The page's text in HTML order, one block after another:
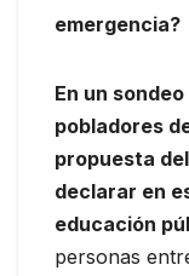
emergencia?
En un
pobladores
propuesta
declarar en
educación
personas